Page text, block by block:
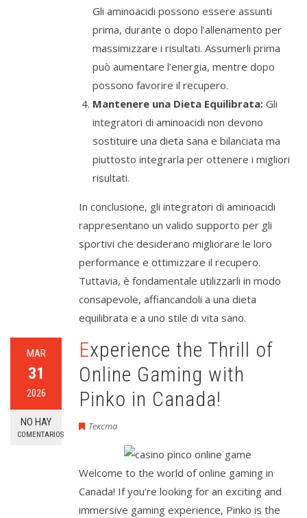
Gli aminoacidi possono essere assunti
prima, durante o dopo l’allenamento per
massimizzare i risultati. Assumerli prima
può aumentare l’energia, mentre dopo
possono favorire il recupero.
Mantenere una Dieta Equilibrata: Gli
integratori di aminoacidi non devono
sostituire una dieta sana e bilanciata ma
piuttosto integrarla per ottenere i migliori
risultati.
In conclusione, gli integratori di aminoacidi
rappresentano un valido supporto per gli
sportivi che desiderano migliorare le loro
performance e ottimizzare il recupero.
Tuttavia, è fondamentale utilizzarli in modo
consapevole, affiancandoli a una dieta
equilibrata e a uno stile di vita sano.
MAR
31
2026
NO HAY
COMENTARIOS
Experience the Thrill of
Online Gaming with
Pinko in Canada!
Текста
Welcome to the world of online gaming in
Canada! If you’re looking for an exciting and
immersive gaming experience, Pinko is the